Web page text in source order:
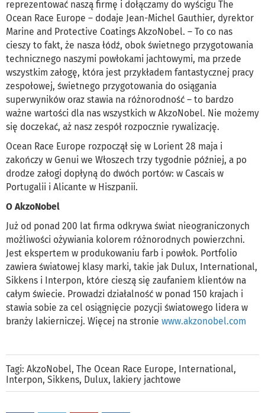
reprezentować naszą firmę i dołączamy do wyścigu The
Ocean Race Europe – dodaje Jean-Michel Gauthier, dyrektor
Marine and Protective Coatings AkzoNobel. – To co nas
cieszy to fakt, że nasza łódź, obok świetnego przygotowania
technicznego naszymi powłokami jachtowymi, ma przede
wszystkim załogę, która jest przykładem fantastycznej pracy
zespołowej, świetnego przygotowania do osiągania
superwyników oraz stawia na różnorodność – to bardzo
ważne wartości dla nas wszystkich w AkzoNobel. Nie możemy
się doczekać, aż nasz zespół rozpocznie rywalizację.
Ocean Race Europe rozpoczął się w Lorient 28 maja i
zakończy w Genui we Włoszech trzy tygodnie później, a po
drodze załogi dopłyną do dwóch portów: w Cascais w
Portugalii i Alicante w Hiszpanii.
O AkzoNobel
Już od ponad 200 lat firma odkrywa świat nieograniczonych
możliwości ożywiania kolorem różnorodnych powierzchni.
Jest ekspertem w produkowaniu farb i powłok. Portfolio
zawiera światowej klasy marki, takie jak Dulux, International,
Sikkens i Interpon, które cieszą się zaufaniem klientów na
całym świecie. Prowadzi działalność w ponad 150 krajach i
stawia sobie za cel osiągnięcie pozycji światowego lidera w
branży lakierniczej. Więcej na stronie www.akzonobel.com
Tagi: AkzoNobel, The Ocean Race Europe, International,
Interpon, Sikkens, Dulux, lakiery jachtowe